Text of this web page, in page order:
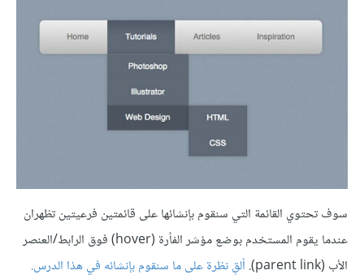
سوف تحتوي القائمة التي سنقوم بإنشائها على قائمتين فرعيتين تظهران
عندما يقوم المستخدم بوضع مؤشر الفأرة (hover) فوق الرابط/العنصر
الأب (parent link).
ألقِ نظرة على ما سنقوم بإنشائه في هذا الدرس.